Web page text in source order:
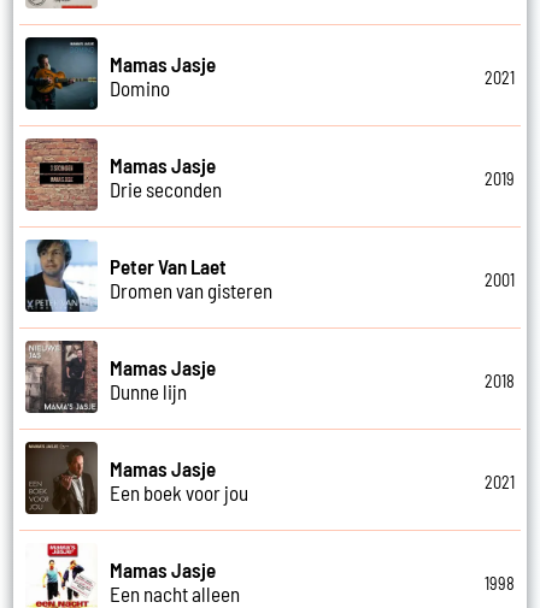
Mamas Jasje
Domino
2021
Mamas Jasje
Drie seconden
2019
Peter Van Laet
Dromen van gisteren
2001
Mamas Jasje
Dunne lijn
2018
Mamas Jasje
Een boek voor jou
2021
Mamas Jasje
Een nacht alleen
1998